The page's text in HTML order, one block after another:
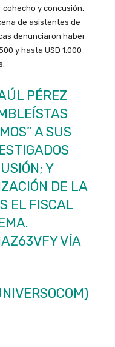
y concusión.
de asistentes de
denunciaron haber
y hasta USD 1.000
PÉREZ
A SUS
Y
DE LA
EL FISCAL
VÍA